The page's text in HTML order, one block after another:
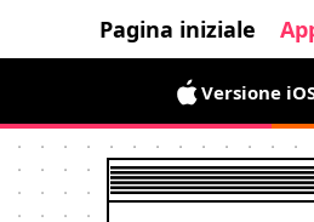
Pagina iniziale
La
Versione